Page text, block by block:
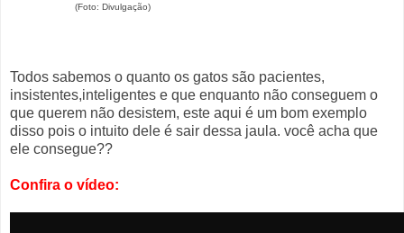
(Foto: Divulgação)
Todos sabemos o quanto os gatos são pacientes,
insistentes,inteligentes e que enquanto não conseguem o
que querem não desistem, este aqui é um bom exemplo
disso pois o intuito dele é sair dessa jaula. você acha que
ele consegue??
Confira o vídeo: